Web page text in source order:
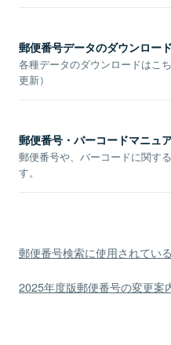
郵便番号データのダウンロード
各種データのダウンロードはこ
更新）
郵便番号・バーコードマニュ
郵便番号や、バーコードに関す
す。
郵便番号検索に使用されてい
2025年度版郵便番号の変更案